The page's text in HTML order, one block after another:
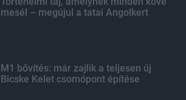
mesél – megújul a tatai Angolkert
M1 bővítés: már zajlik a teljesen új
Bicske Kelet csomópont építése